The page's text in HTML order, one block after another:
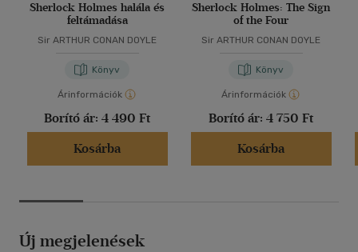
Sherlock Holmes halála és
feltámadása
Sir ARTHUR CONAN DOYLE
Könyv
Árinformációk
Borító ár: 4 490 Ft
Kosárba
Sherlock Holmes: The Sign
of the Four
Sir ARTHUR CONAN DOYLE
Könyv
Árinformációk
Borító ár: 4 750 Ft
Kosárba
Új megjelenések